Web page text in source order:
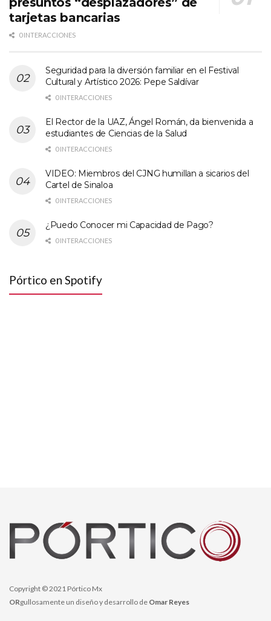
tarjetas bancarias
0 INTERACCIONES
Seguridad para la diversión familiar en el Festival
Cultural y Artístico 2026: Pepe Saldívar
0 INTERACCIONES
El Rector de la UAZ, Ángel Román, da bienvenida a
estudiantes de Ciencias de la Salud
0 INTERACCIONES
VIDEO: Miembros del CJNG humillan a sicarios del
Cartel de Sinaloa
0 INTERACCIONES
¿Puedo Conocer mi Capacidad de Pago?
0 INTERACCIONES
Pórtico en Spotify
Copyright © 2021 Pórtico Mx
ORgullosamente un diseño y desarrollo de Omar Reyes